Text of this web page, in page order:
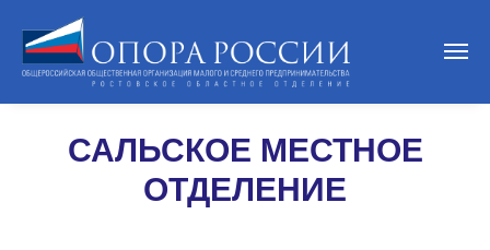
САЛЬСКОЕ МЕСТНОЕ
ОТДЕЛЕНИЕ